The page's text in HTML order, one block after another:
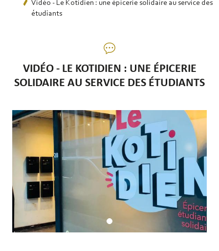
Vidéo - Le Kotidien : une épicerie solidaire au service des
étudiants
VIDÉO - LE KOTIDIEN : UNE ÉPICERIE
SOLIDAIRE AU SERVICE DES ÉTUDIANTS